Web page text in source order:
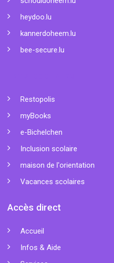
heydoo.lu
kannerdoheem.lu
bee-secure.lu
Restopolis
myBooks
e-Bichelchen
Inclusion scolaire
maison de l'orientation
Vacances scolaires
Accès direct
Accueil
Infos & Aide